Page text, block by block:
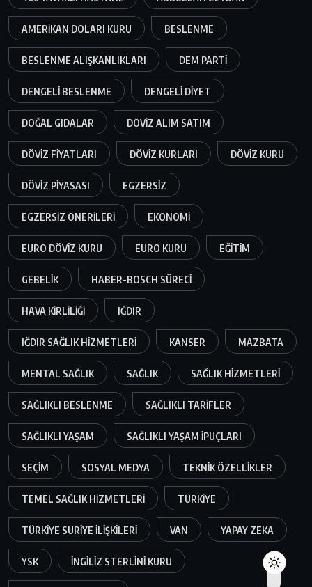
AMERIKAN DOLARI KURU BESLENME
BESLENME ALIŞKANLIKLARI DEM PARTI
DENGELI BESLENME DENGELI DIYET
DOĞAL GIDALAR DÖVIZ ALIM SATIM
DÖVIZ FIYATLARI DÖVIZ KURLARI DÖVIZ KURU
DÖVIZ PIYASASI EGZERSIZ
EGZERSIZ ÖNERILERI EKONOMI
EURO DÖVIZ KURU EURO KURU EĞITIM
GEBELIK HABER-BOSCH SÜRECI
HAVA KIRLILIĞI IĞDIR
IĞDIR SAĞLIK HIZMETLERI KANSER MAZBATA
MENTAL SAĞLIK SAĞLIK SAĞLIK HIZMETLERI
SAĞLIKLI BESLENME SAĞLIKLI TARIFLER
SAĞLIKLI YAŞAM SAĞLIKLI YAŞAM IPUÇLARI
SEÇIM SOSYAL MEDYA TEKNIK ÖZELLIKLER
TEMEL SAĞLIK HIZMETLERI TÜRKIYE
TÜRKIYE SURIYE ILIŞKILERI VAN YAPAY ZEKA
YSK İNGILIZ STERLINI KURU